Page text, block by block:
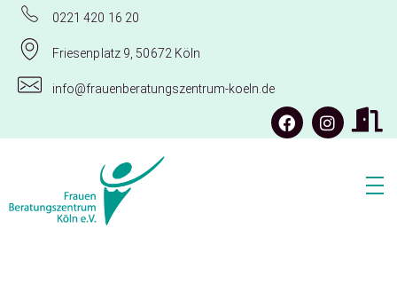
0221 420 16 20
Friesenplatz 9, 50672 Köln
info@frauenberatungszentrum-koeln.de